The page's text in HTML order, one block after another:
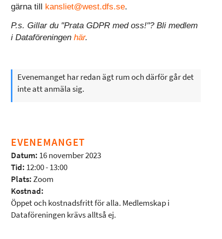
gärna till kansliet@west.dfs.se.
P.s. Gillar du "Prata GDPR med oss!"? Bli medlem
i Dataföreningenhär.
Evenemanget har redan ägt rum och därför går det
inte att anmäla sig.
EVENEMANGET
Datum: 16 november 2023
Tid: 12:00 - 13:00
Plats:Zoom
Kostnad:
Öppet och kostnadsfritt för alla. Medlemskap i
Dataföreningen krävs alltså ej.